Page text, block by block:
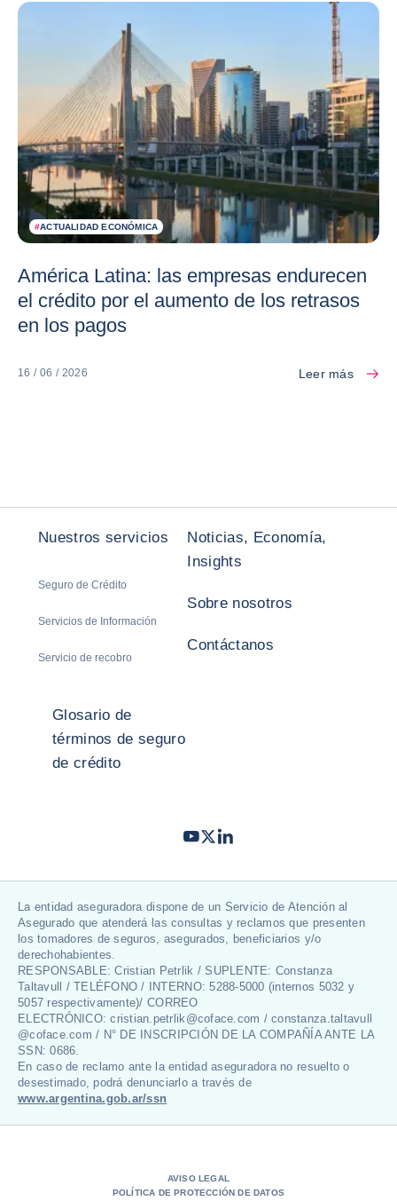
#ACTUALIDAD ECONÓMICA
América Latina: las empresas endurecen
el crédito por el aumento de los retrasos
en los pagos
16 / 06 / 2026 Leer más
Nuestros servicios
Seguro de Crédito
Servicios de Información
Servicio de recobro
Noticias, Economía,
Insights
Sobre nosotros
Contáctanos
Glosario de
términos de seguro
de crédito
Youtube
TwitterLinkedIn
La entidad aseguradora dispone de un Servicio de Atención al
Asegurado que atenderá las consultas y reclamos que presenten
los tomadores de seguros, asegurados, beneficiarios y/o
derechohabientes.
RESPONSABLE: Cristian Petrlik / SUPLENTE: Constanza
Taltavull / TELÉFONO / INTERNO: 5288-5000 (internos 5032 y
5057 respectivamente)/ CORREO
ELECTRÓNICO: cristian.petrlik@coface.com / constanza.taltavull
@coface.com / N° DE INSCRIPCIÓN DE LA COMPAÑÍA ANTE LA
SSN: 0686.
En caso de reclamo ante la entidad aseguradora no resuelto o
desestimado, podrá denunciarlo a través de
www.argentina.gob.ar/ssn
AVISO LEGAL
POLÍTICA DE PROTECCIÓN DE DATOS